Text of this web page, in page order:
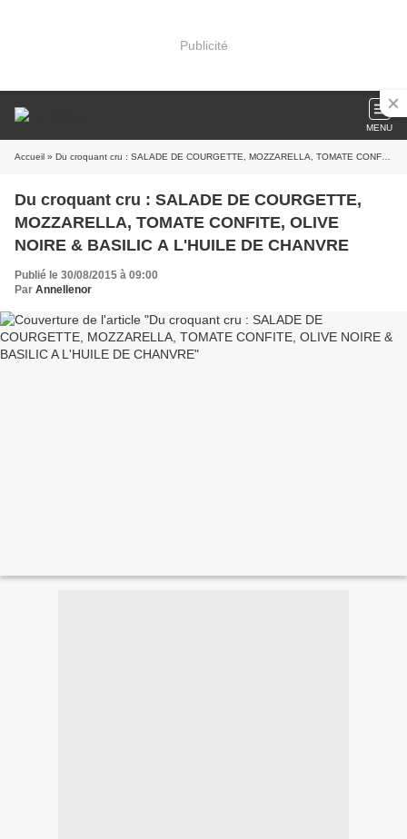
Publicité
MENU
Accueil » Du croquant cru : SALADE DE COURGETTE, MOZZARELLA, TOMATE CONFITE, OLIVE NOIRE & BASILIC A L'HUILE DE CHANVRE
Du croquant cru : SALADE DE COURGETTE,
MOZZARELLA, TOMATE CONFITE, OLIVE
NOIRE & BASILIC A L'HUILE DE CHANVRE
Publié le 30/08/2015 à 09:00
Par Annellenor